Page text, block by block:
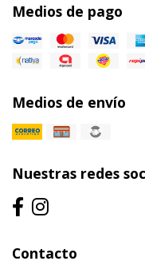
Medios de pago
Medios de envío
Nuestras redes
Contacto